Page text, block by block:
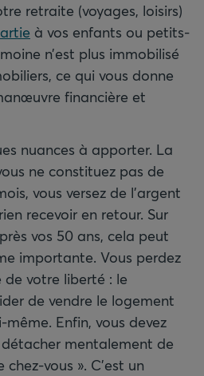
retraite (voyages, loisirs)
à vos enfants ou petits-
n’est plus immobilisé
ce qui vous donne
financière et
nuances à apporter. La
ne constituez pas de
vous versez de l’argent
recevoir en retour. Sur
vos 50 ans, cela peut
importante. Vous perdez
votre liberté : le
de vendre le logement
Enfin, vous devez
mentalement de
chez-vous ». C’est un